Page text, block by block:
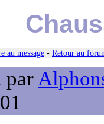
au message - Retour au
par